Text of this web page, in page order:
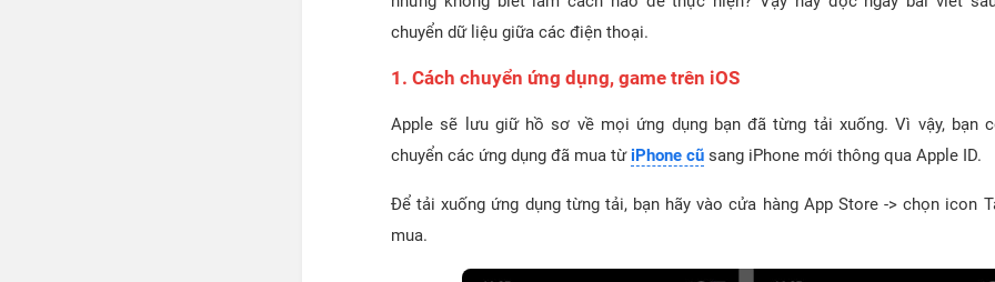
chuyển dữ liệu giữa các điện thoại.
1. Cách chuyển ứng dụng, game trên iOS
Apple sẽ lưu giữ hồ sơ về mọi ứng dụng bạn đã từng tải xuống. Vì vậy, bạn
chuyển các ứng dụng đã mua từ iPhone cũ sang iPhone mới thông qua Apple ID.
Để tải xuống ứng dụng từng tải, bạn hãy vào cửa hàng App Store -> chọn icon
mua.